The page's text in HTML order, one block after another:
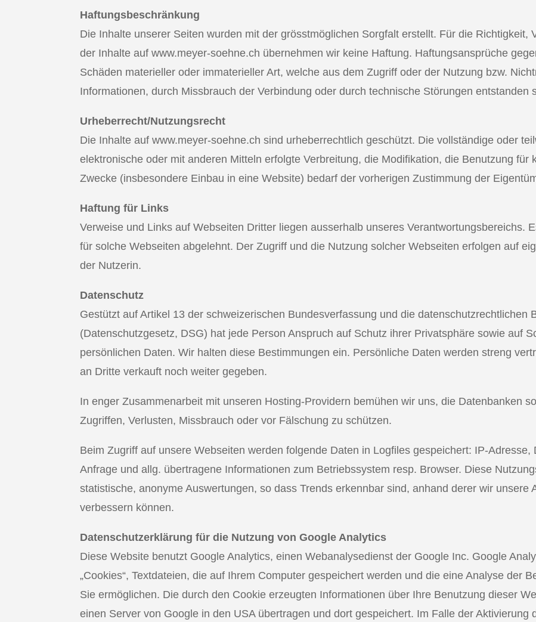
Haftungsbeschränkung
Die Inhalte unserer Seiten wurden mit der grösstmöglichen Sorgfalt erstellt. Für die Richtigkeit,
der Inhalte auf www.meyer-soehne.ch übernehmen wir keine Haftung. Haftungsansprüche
Schäden materieller oder immaterieller Art, welche aus dem Zugriff oder der Nutzung bzw.
Informationen, durch Missbrauch der Verbindung oder durch technische Störungen entstanden
Urheberrecht/Nutzungsrecht
Die Inhalte auf www.meyer-soehne.ch sind urheberrechtlich geschützt. Die vollständige oder
elektronische oder mit anderen Mitteln erfolgte Verbreitung, die Modifikation, die Benutzung für
Zwecke (insbesondere Einbau in eine Website) bedarf der vorherigen Zustimmung der
Haftung für Links
Verweise und Links auf Webseiten Dritter liegen ausserhalb unseres Verantwortungsbereichs.
für solche Webseiten abgelehnt. Der Zugriff und die Nutzung solcher Webseiten erfolgen auf
der Nutzerin.
Datenschutz
Gestützt auf Artikel 13 der schweizerischen Bundesverfassung und die datenschutzrechtlichen
(Datenschutzgesetz, DSG) hat jede Person Anspruch auf Schutz ihrer Privatsphäre sowie auf
persönlichen Daten. Wir halten diese Bestimmungen ein. Persönliche Daten werden streng
an Dritte verkauft noch weiter gegeben.
In enger Zusammenarbeit mit unseren Hosting-Providern bemühen wir uns, die Datenbanken
Zugriffen, Verlusten, Missbrauch oder vor Fälschung zu schützen.
Beim Zugriff auf unsere Webseiten werden folgende Daten in Logfiles gespeichert: IP-Adresse,
Anfrage und allg. übertragene Informationen zum Betriebssystem resp. Browser. Diese
statistische, anonyme Auswertungen, so dass Trends erkennbar sind, anhand derer wir unsere
verbessern können.
Datenschutzerklärung für die Nutzung von Google Analytics
Diese Website benutzt Google Analytics, einen Webanalysedienst der Google Inc. Google
„Cookies“, Textdateien, die auf Ihrem Computer gespeichert werden und die eine Analyse der
Sie ermöglichen. Die durch den Cookie erzeugten Informationen über Ihre Benutzung dieser
einen Server von Google in den USA übertragen und dort gespeichert. Im Falle der Aktivierung